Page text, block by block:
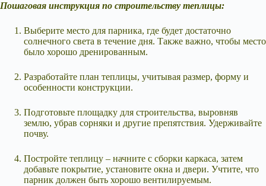
Пошаговая инструкция по строительству теплицы:
Выберите место для парника, где будет достаточно
солнечного света в течение дня. Также важно, чтобы место
было хорошо дренированным.
Разработайте план теплицы, учитывая размер, форму и
особенности конструкции.
Подготовьте площадку для строительства, выровняв
землю, убрав сорняки и другие препятствия. Удерживайте
почву.
Постройте теплицу – начните с сборки каркаса, затем
добавьте покрытие, установите окна и двери. Учтите, что
парник должен быть хорошо вентилируемым.